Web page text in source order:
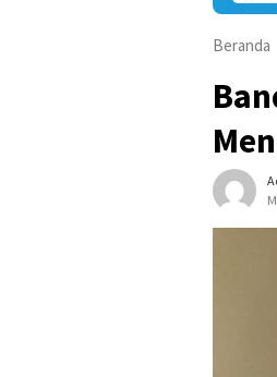
Beranda